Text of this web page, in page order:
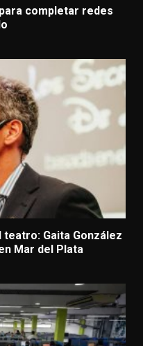
completar redes
Gaita González
Mar del Plata